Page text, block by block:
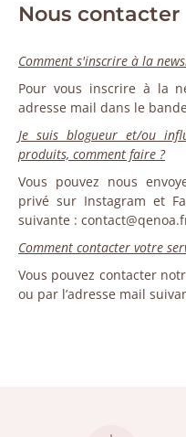
Nous contacter
Comment s'inscrire à la
Pour vous inscrire à la
adresse mail dans le
Je suis blogueur et/ou
produits, comment faire ?
Vous pouvez nous
privé sur Instagram et
suivante :
Comment contacter votre
Vous pouvez contacter
ou par l’adresse mail